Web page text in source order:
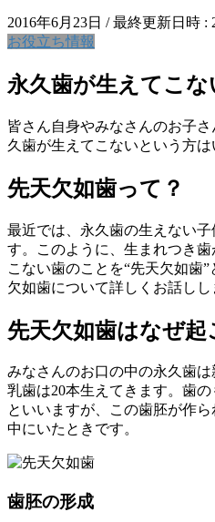
2016年6月23日 / 最終更新日時 :
お役立ち情報
永久歯が生えてこな
皆さん自身やみなさんのお子
久歯が生えてこないという方は
先天欠如歯って？
最近では、永久歯の生えない
す。このように、生まれつき
こない歯のことを“先天欠如歯
欠如歯について詳しくお話しし
先天欠如歯はなぜ起
みなさんのお口の中の永久歯は
乳歯は20本生えてきます。歯の
といいますが、この歯胚が作
中にいたときです。
歯胚の形成